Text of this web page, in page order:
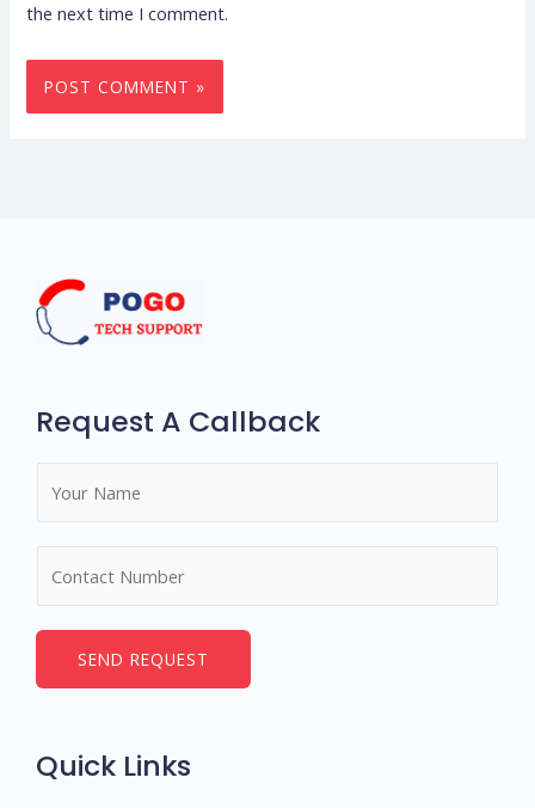
the next time I comment.
Request A Callback
*
e
SEND REQUEST
Quick Links